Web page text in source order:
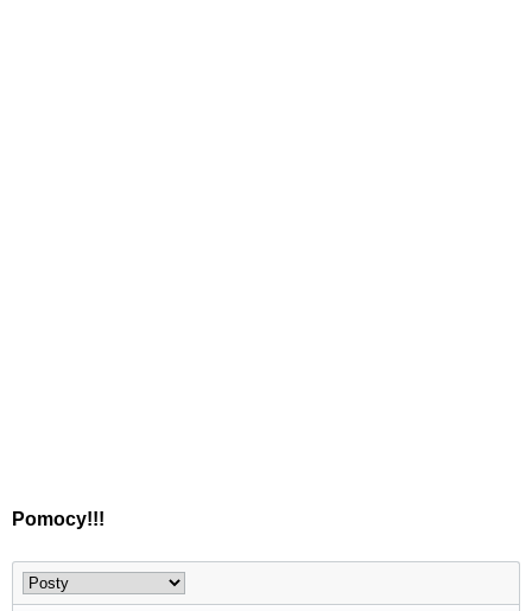
Pomocy!!!